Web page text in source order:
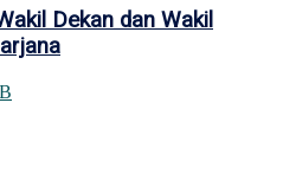
Dekan dan Wakil